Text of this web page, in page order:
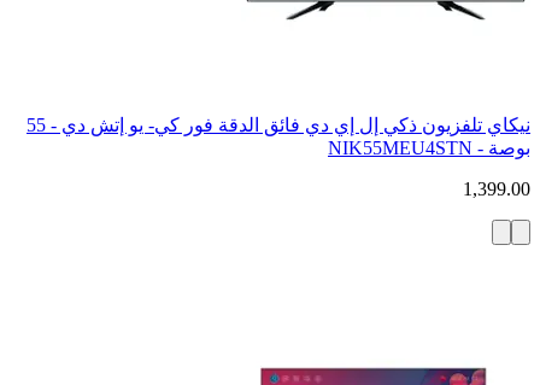
نيكاي تلفزيون ذكي إل إي دي فائق الدقة فور كي- يو إتش دي - 55
بوصة - NIK55MEU4STN
1,399.00